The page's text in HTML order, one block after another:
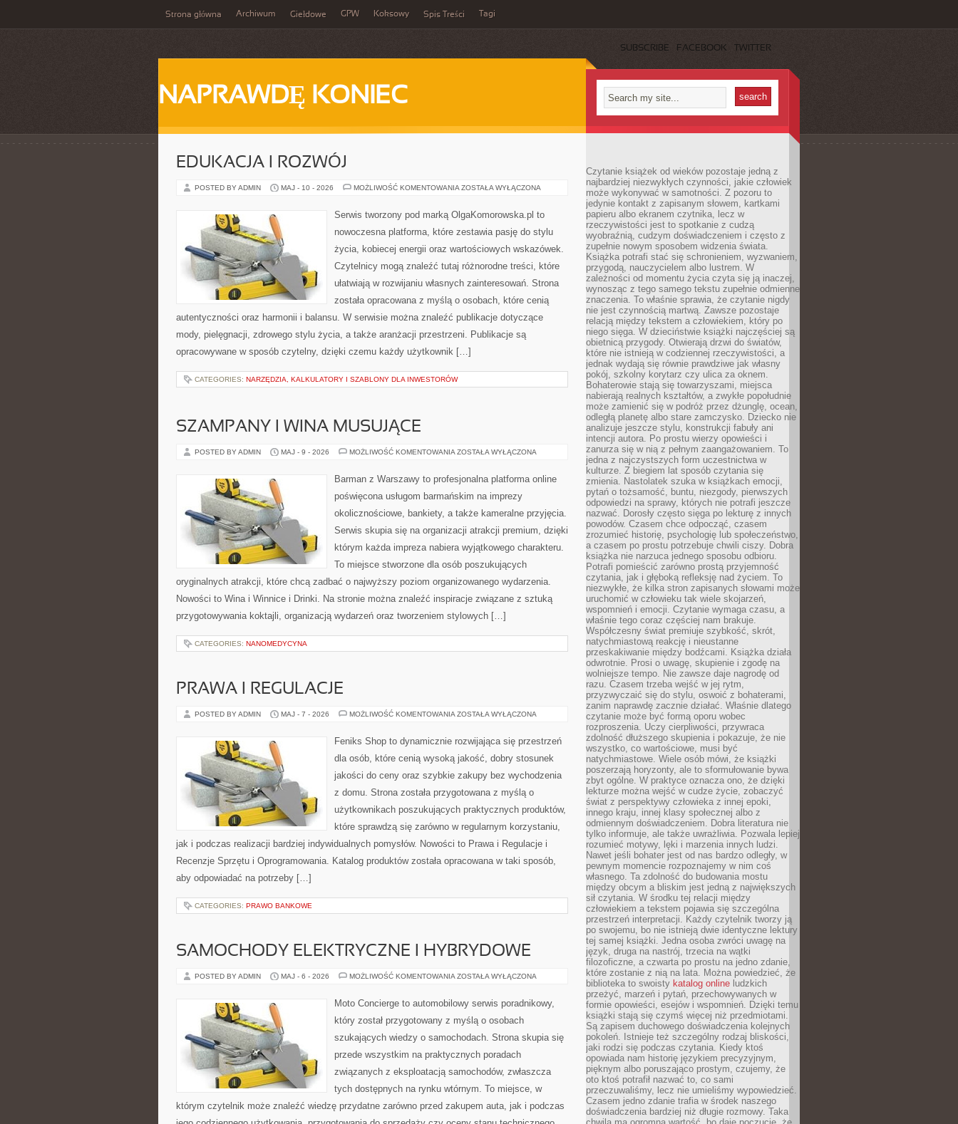
Strona główna Archiwum Giełdowe GPW Koksowy Spis Treści Tagi
SUBSCRIBE FACEBOOK TWITTER
NAPRAWDĘ KONIEC
EDUKACJA I ROZWÓJ
POSTED BY ADMIN MAJ - 10 - 2026 MOŻLIWOŚĆ KOMENTOWANIA EDUKACJA
ZOSTAŁA WYŁĄCZONA
Serwis tworzony pod marką OlgaKomorowska.pl to
nowoczesna platforma, które zestawia pasję do stylu
życia, kobiecej energii oraz wartościowych wskazówek.
Czytelnicy mogą znaleźć tutaj różnorodne treści, które
ułatwiają w rozwijaniu własnych zainteresowań. Strona
została opracowana z myślą o osobach, które cenią
autentyczności oraz harmonii i balansu. W serwisie można znaleźć publikacje dotyczące
mody, pielęgnacji, zdrowego stylu życia, a także aranżacji przestrzeni. Publikacje są
opracowywane w sposób czytelny, dzięki czemu każdy użytkownik […]
CATEGORIES: NARZĘDZIA, KALKULATORY I SZABLONY DLA INWESTORÓW
SZAMPANY I WINA MUSUJĄCE
POSTED BY ADMIN MAJ - 9 - 2026 MOŻLIWOŚĆ KOMENTOWANIA SZAMPANY
MUSUJĄCE
ZOSTAŁA WYŁĄCZONA
Barman z Warszawy to profesjonalna platforma online
poświęcona usługom barmańskim na imprezy
okolicznościowe, bankiety, a także kameralne przyjęcia.
Serwis skupia się na organizacji atrakcji premium, dzięki
którym każda impreza nabiera wyjątkowego charakteru.
To miejsce stworzone dla osób poszukujących
oryginalnych atrakcji, które chcą zadbać o najwyższy poziom organizowanego wydarzenia.
Nowości to Wina i Winnice i Drinki. Na stronie można znaleźć inspiracje związane z sztuką
przygotowywania koktajli, organizacją wydarzeń oraz tworzeniem stylowych […]
CATEGORIES: NANOMEDYCYNA
PRAWA I REGULACJE
POSTED BY ADMIN MAJ - 7 - 2026 MOŻLIWOŚĆ KOMENTOWANIA PRAWA
ZOSTAŁA WYŁĄCZONA
Feniks Shop to dynamicznie rozwijająca się przestrzeń
dla osób, które cenią wysoką jakość, dobry stosunek
jakości do ceny oraz szybkie zakupy bez wychodzenia
z domu. Strona została przygotowana z myślą o
użytkownikach poszukujących praktycznych produktów,
które sprawdzą się zarówno w regularnym korzystaniu,
jak i podczas realizacji bardziej indywidualnych pomysłów. Nowości to Prawa i Regulacje i
Recenzje Sprzętu i Oprogramowania. Katalog produktów została opracowana w taki sposób,
aby odpowiadać na potrzeby […]
CATEGORIES: PRAWO BANKOWE
SAMOCHODY ELEKTRYCZNE I HYBRYDOWE
POSTED BY ADMIN MAJ - 6 - 2026 MOŻLIWOŚĆ KOMENTOWANIA SAMOCHODY
HYBRYDOWE
ZOSTAŁA WYŁĄCZONA
Moto Concierge to automobilowy serwis poradnikowy,
który został przygotowany z myślą o osobach
szukających wiedzy o samochodach. Strona skupia się
przede wszystkim na praktycznych poradach
związanych z eksploatacją samochodów, zwłaszcza
tych dostępnych na rynku wtórnym. To miejsce, w
którym czytelnik może znaleźć wiedzę przydatne zarówno przed zakupem auta, jak i podczas
Czytanie książek od wieków pozostaje jedną z
najbardziej niezwykłych czynności, jakie człowiek
może wykonywać w samotności. Z pozoru to
jedynie kontakt z zapisanym słowem, kartkami
papieru albo ekranem czytnika, lecz w
rzeczywistości jest to spotkanie z cudzą
wyobraźnią, cudzym doświadczeniem i często z
zupełnie nowym sposobem widzenia świata.
Książka potrafi stać się schronieniem, wyzwaniem,
przygodą, nauczycielem albo lustrem. W
zależności od momentu życia czyta się ją inaczej,
wynosząc z tego samego tekstu zupełnie odmienne
znaczenia. To właśnie sprawia, że czytanie nigdy
nie jest czynnością martwą. Zawsze pozostaje
relacją między tekstem a człowiekiem, który po
niego sięga. W dzieciństwie książki najczęściej są
obietnicą przygody. Otwierają drzwi do światów,
które nie istnieją w codziennej rzeczywistości, a
jednak wydają się równie prawdziwe jak własny
pokój, szkolny korytarz czy ulica za oknem.
Bohaterowie stają się towarzyszami, miejsca
nabierają realnych kształtów, a zwykłe popołudnie
może zamienić się w podróż przez dżunglę, ocean,
odległą planetę albo stare zamczysko. Dziecko nie
analizuje jeszcze stylu, konstrukcji fabuły ani
intencji autora. Po prostu wierzy opowieści i
zanurza się w nią z pełnym zaangażowaniem. To
jedna z najczystszych form uczestnictwa w
kulturze. Z biegiem lat sposób czytania się
zmienia. Nastolatek szuka w książkach emocji,
pytań o tożsamość, buntu, niezgody, pierwszych
odpowiedzi na sprawy, których nie potrafi jeszcze
nazwać. Dorosły często sięga po lekturę z innych
powodów. Czasem chce odpocząć, czasem
zrozumieć historię, psychologię lub społeczeństwo,
a czasem po prostu potrzebuje chwili ciszy. Dobra
książka nie narzuca jednego sposobu odbioru.
Potrafi pomieścić zarówno prostą przyjemność
czytania, jak i głęboką refleksję nad życiem. To
niezwykłe, że kilka stron zapisanych słowami może
uruchomić w człowieku tak wiele skojarzeń,
wspomnień i emocji. Czytanie wymaga czasu, a
właśnie tego coraz częściej nam brakuje.
Współczesny świat premiuje szybkość, skrót,
natychmiastową reakcję i nieustanne
przeskakiwanie między bodźcami. Książka działa
odwrotnie. Prosi o uwagę, skupienie i zgodę na
wolniejsze tempo. Nie zawsze daje nagrodę od
razu. Czasem trzeba wejść w jej rytm,
przyzwyczaić się do stylu, oswoić z bohaterami,
zanim naprawdę zacznie działać. Właśnie dlatego
czytanie może być formą oporu wobec
rozproszenia. Uczy cierpliwości, przywraca
zdolność dłuższego skupienia i pokazuje, że nie
wszystko, co wartościowe, musi być
natychmiastowe. Wiele osób mówi, że książki
poszerzają horyzonty, ale to sformułowanie bywa
zbyt ogólne. W praktyce oznacza ono, że dzięki
lekturze można wejść w cudze życie, zobaczyć
świat z perspektywy człowieka z innej epoki,
innego kraju, innej klasy społecznej albo z
odmiennym doświadczeniem. Dobra literatura nie
tylko informuje, ale także uwrażliwia. Pozwala lepiej
rozumieć motywy, lęki i marzenia innych ludzi.
Nawet jeśli bohater jest od nas bardzo odległy, w
pewnym momencie rozpoznajemy w nim coś
własnego. Ta zdolność do budowania mostu
między obcym a bliskim jest jedną z największych
sił czytania. W środku tej relacji między
człowiekiem a tekstem pojawia się szczególna
przestrzeń interpretacji. Każdy czytelnik tworzy ją
po swojemu, bo nie istnieją dwie identyczne lektury
tej samej książki. Jedna osoba zwróci uwagę na
język, druga na nastrój, trzecia na wątki
filozoficzne, a czwarta po prostu na jedno zdanie,
które zostanie z nią na lata. Można powiedzieć, że
biblioteka to swoisty katalog online ludzkich
przeżyć, marzeń i pytań, przechowywanych w
formie opowieści, esejów i wspomnień. Dzięki temu
książki stają się czymś więcej niż przedmiotami.
Są zapisem duchowego doświadczenia kolejnych
pokoleń. Istnieje też szczególny rodzaj bliskości,
jaki rodzi się podczas czytania. Kiedy ktoś
opowiada nam historię językiem precyzyjnym,
pięknym albo poruszająco prostym, czujemy, że
oto ktoś potrafił nazwać to, co sami
przeczuwaliśmy, lecz nie umieliśmy wypowiedzieć.
Czasem jedno zdanie trafia w środek naszego
doświadczenia bardziej niż długie rozmowy. Taka